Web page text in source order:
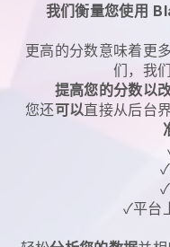
我们衡量您使用
更高的分数意味着更
们，我
提高您的分数以
您还可以直接从后台
✓平台